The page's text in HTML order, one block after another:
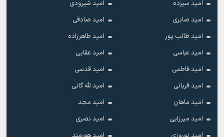
امید سیزده
امید شیرودی
امید صابری
امید صادقی
امید طالب پور
امید طاهرزاده
امید عباسی
امید عقابی
امید فاطمی
امید قدسی
امید قربانی
امید لله گانی
امید ماهان
امید مجد
امید میرزایی
امید نصری